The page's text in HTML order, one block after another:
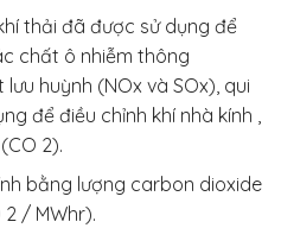
thải đã được sử dụng để
chất ô nhiễm thông
huỳnh (NOx và SOx), qui
để điều chỉnh khí nhà kính ,
2).
bằng lượng carbon dioxide
/ MWhr).